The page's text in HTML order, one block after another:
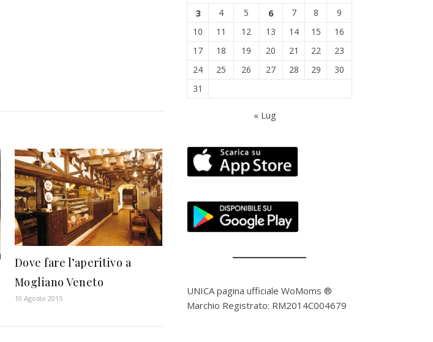
Dove fare l’aperitivo a
Mogliano Veneto
10 Agosto 2015
3 4 5 6 7 8
9
10
11 12 13 14 15
16
17
18 19 20 21 22
23
24
25 26 27 28 29
30
31
« Lug
UNICA pagina ufficiale WoMoms ®
Marchio Registrato: RM2014C004679